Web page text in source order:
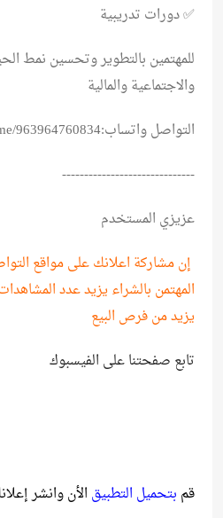
✅ دورات تدريبية
للمهتمين بالتطوير وتحسين نمط
والاجتماعية والمالية
التواصل واتساب:https://wa.me/963964760834
------------------------------
عزيزي المستخدم
إن مشاركة اعلانك على مواقع
المهتمن بالشراء يزيد عدد
يزيد من فرص البيع
تابع صفحتنا على الفيسبوك
قم بتحميل التطبيق الأن وانشر